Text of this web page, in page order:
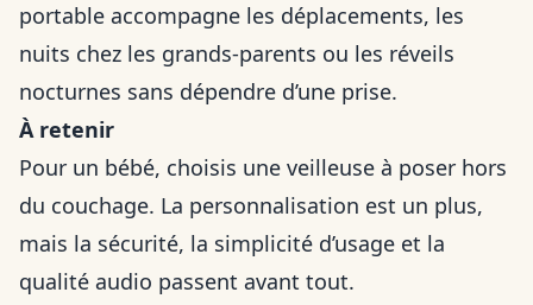
portable accompagne les déplacements, les
nuits chez les grands-parents ou les réveils
nocturnes sans dépendre d’une prise.
À retenir
Pour un bébé, choisis une veilleuse à poser hors
du couchage. La personnalisation est un plus,
mais la sécurité, la simplicité d’usage et la
qualité audio passent avant tout.